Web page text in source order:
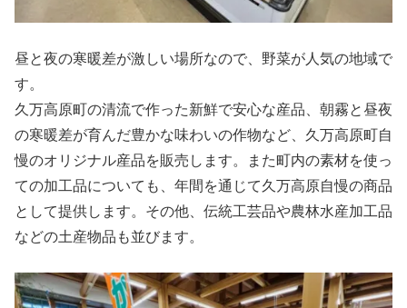
昼と夜の寒暖差が激しい場所なので、野菜が人気の地域で
す。
久万高原町の清流で作った新鮮で安心な産品、朝霧と昼夜
の寒暖差が育んだ豊かな味わいの作物など、久万高原町自
慢のオリジナル産品を販売します。また町内の素材を使っ
ての加工品についても、年間を通じて久万高原自慢の商品
として提供します。その他、伝統工芸品や農林水産加工品
などの土産物品も並びます。